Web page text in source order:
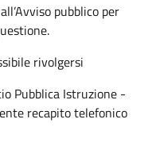
pubblico per
rivolgersi
Pubblica Istruzione -
recapito telefonico